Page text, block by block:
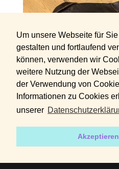
Um unsere Webseite für
gestalten und fortlaufend
können, verwenden wir
weitere Nutzung der
der Verwendung von
Informationen zu Cookies
unserer
Akzeptieren